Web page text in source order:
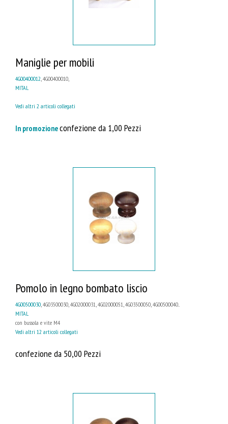
Maniglie per mobili
4G00400012 , 4G00400010,
MITAL
Vedi altri 2 articoli collegati
In promozioneconfezione da 1,00 Pezzi
Pomolo in legno bombato liscio
4G00500030, 4G03500030, 4G02000031, 4G02000051, 4G03500050, 4G00500040...
MITAL
con bussola e vite M4
Vedi altri 12 articoli collegati
confezione da 50,00 Pezzi